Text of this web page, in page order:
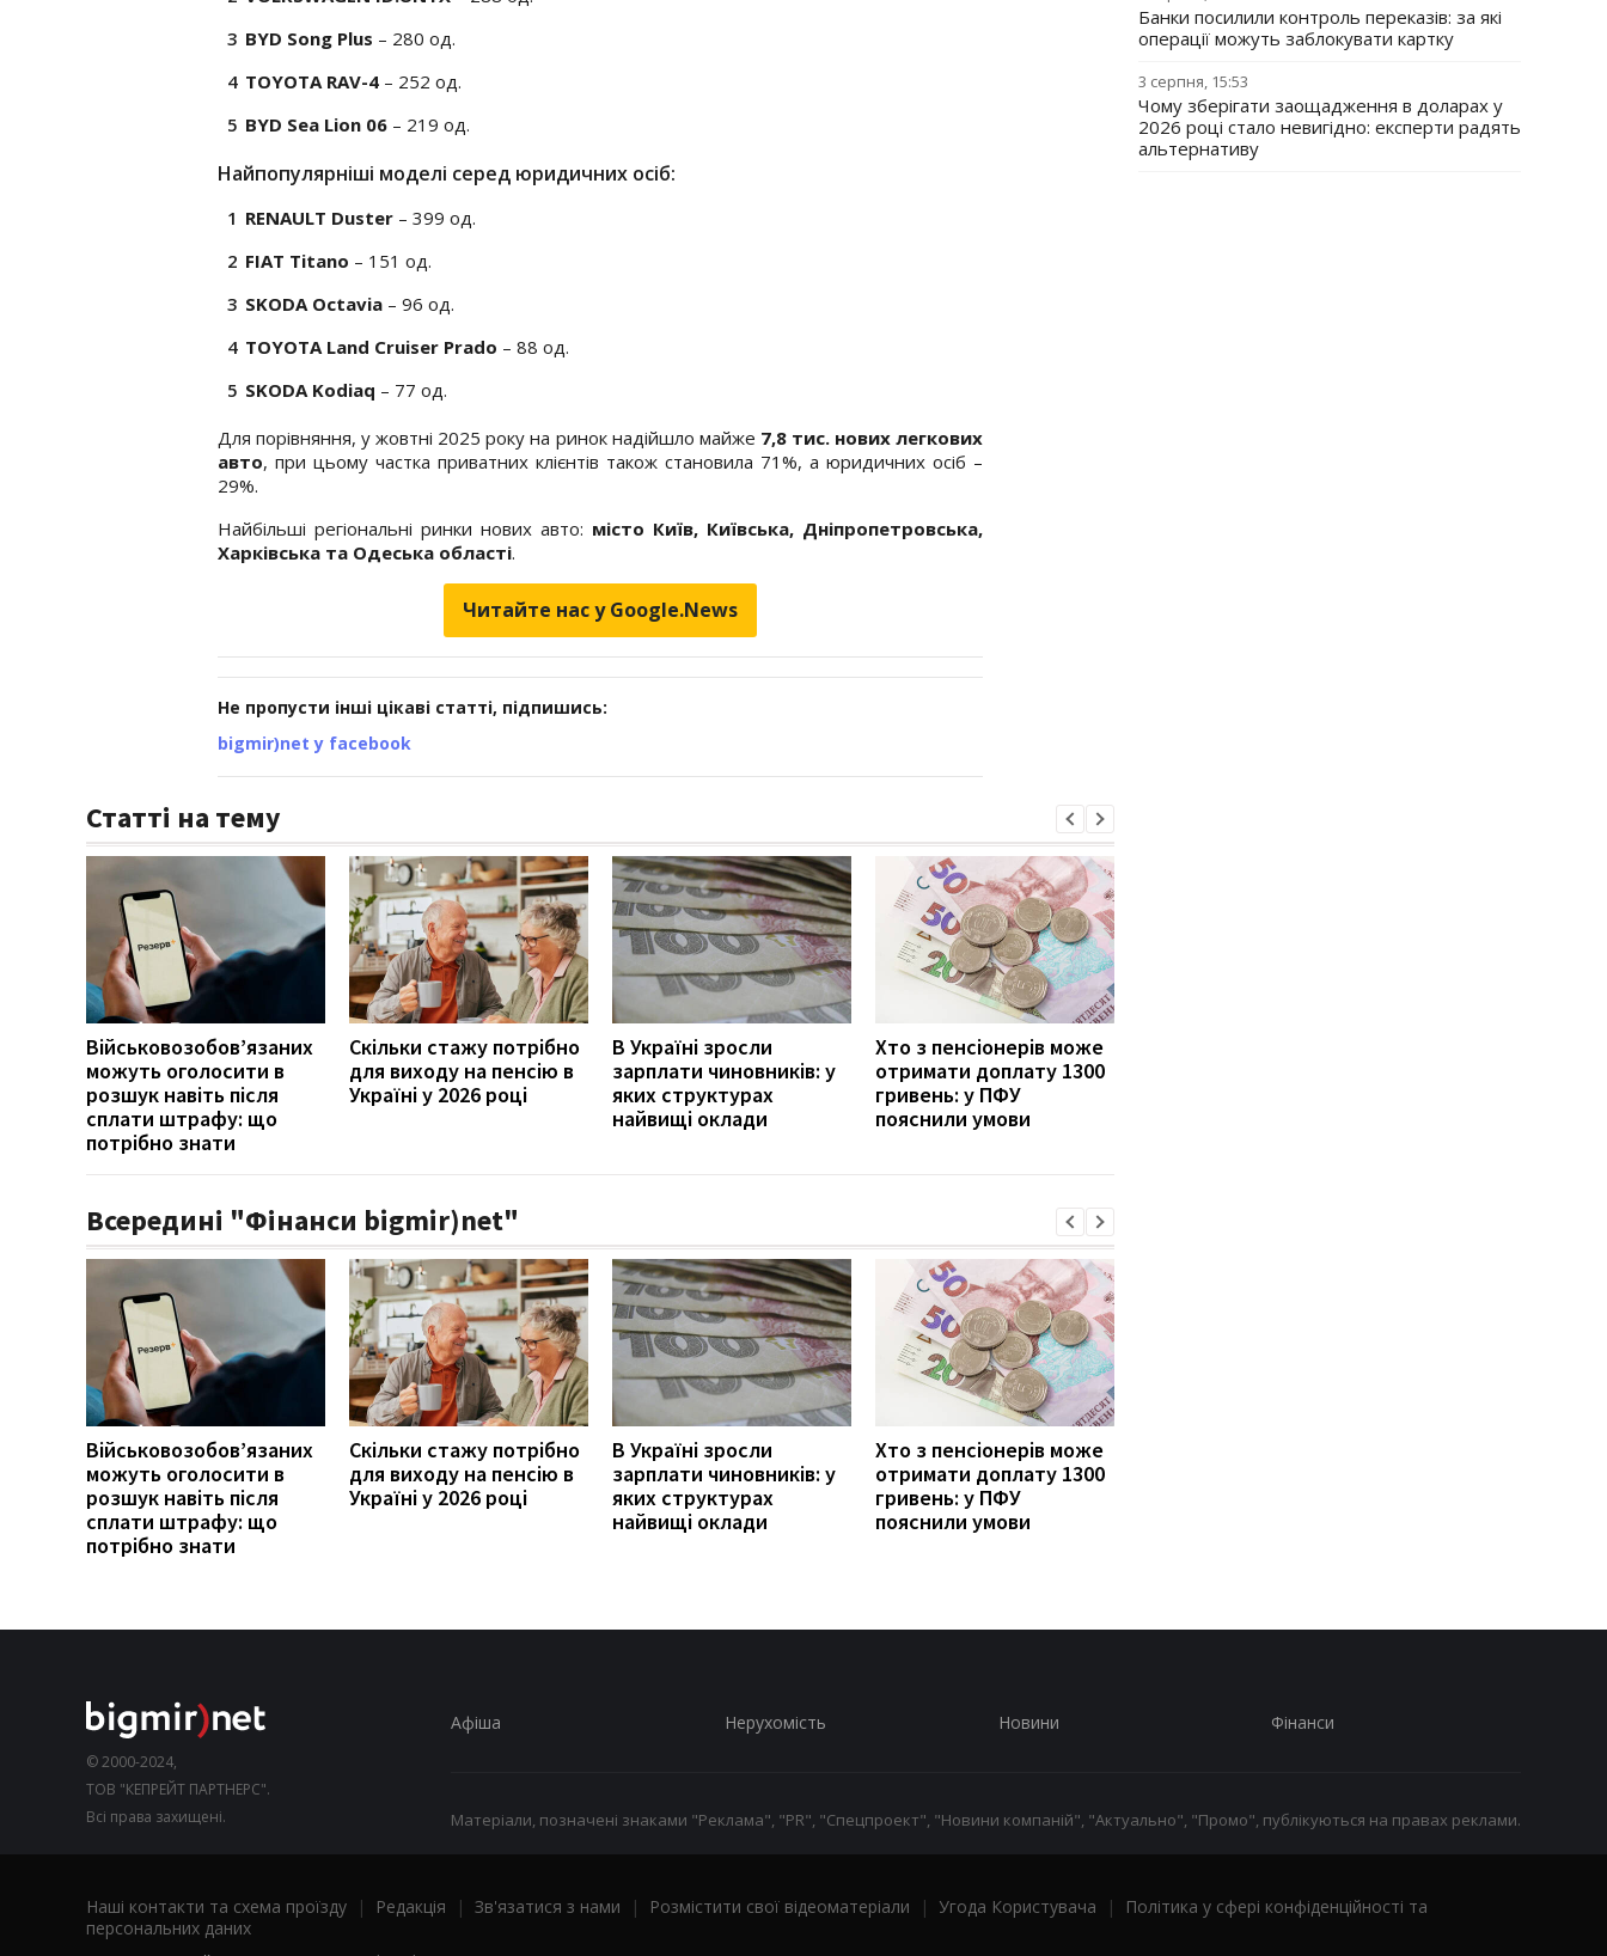
BYD Song Plus – 280 од.
TOYOTA RAV-4 – 252 од.
BYD Sea Lion 06 – 219 од.
Найпопулярніші моделі серед юридичних осіб:
RENAULT Duster – 399 од.
FIAT Titano – 151 од.
SKODA Octavia – 96 од.
TOYOTA Land Cruiser Prado – 88 од.
SKODA Kodiaq – 77 од.
Для порівняння, у жовтні 2025 року на ринок надійшло майже 7,8 тис. нових легкових
авто, при цьому частка приватних клієнтів також становила 71%, а юридичних осіб –
29%.
Найбільші регіональні ринки нових авто: місто Київ, Київська, Дніпропетровська,
Харківська та Одеська області.
Читайте нас у Google.News
Не пропусти інші цікаві статті, підпишись:
bigmir)net у facebook
Статті на тему
Військовозобов’язаних
можуть оголосити в
розшук навіть після
сплати штрафу: що
потрібно знати
Скільки стажу потрібно
для виходу на пенсію в
Україні у 2026 році
В Україні зросли
зарплати чиновників: у
яких структурах
найвищі оклади
Хто з пенсіонерів може
отримати доплату 1300
гривень: у ПФУ
пояснили умови
Всередині "Фінанси bigmir)net"
Військовозобов’язаних
можуть оголосити в
розшук навіть після
сплати штрафу: що
потрібно знати
Скільки стажу потрібно
для виходу на пенсію в
Україні у 2026 році
В Україні зросли
зарплати чиновників: у
яких структурах
найвищі оклади
Хто з пенсіонерів може
отримати доплату 1300
гривень: у ПФУ
пояснили умови
Банки посилили контроль переказів: за які
операції можуть заблокувати картку
3 серпня, 15:53
Чому зберігати заощадження в доларах у
2026 році стало невигідно: експерти радять
альтернативу
© 2000-2024,
ТОВ "КЕПРЕЙТ ПАРТНЕРС".
Всі права захищені.
Афіша Нерухомість Новини Фінанси
Матеріали, позначені знаками "Реклама", "PR", "Спецпроект", "Новини компаній", "Актуально", "Промо", публікуються на правах реклами.
Наші контакти та схема проїзду | Редакція | Зв'язатися з нами | Розмістити свої відеоматеріали | Угода Користувача |
Політика у сфері конфіденційності та
персональних даних